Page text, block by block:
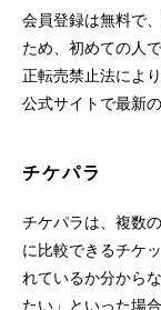
会員登録は無料で
ため、初めての人
正転売禁止法によ
公式サイトで最新
チケパラ
チケパラは、複数
に比較できるチケ
れているか分から
たい」といった場